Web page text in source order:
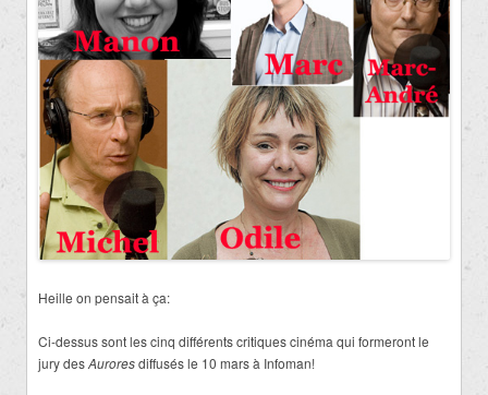
Heille on pensait à ça:
Ci-dessus sont les cinq différents critiques cinéma qui formeront le
jury desAuroresdiffusés le 10 mars à Infoman!